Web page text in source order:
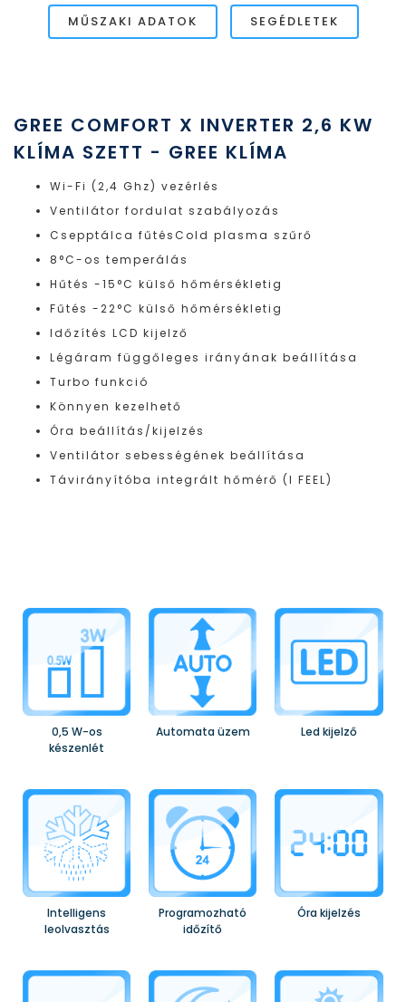
MŰSZAKI ADATOK SEGÉDLETEK
GREE COMFORT X INVERTER 2,6 KW
KLÍMA SZETT - GREE KLÍMA
Wi-Fi (2,4 Ghz) vezérlés
Ventilátor fordulat szabályozás
Csepptálca fűtésCold plasma szűrő
8°C-os temperálás
Hűtés -15°C külső hőmérsékletig
Fűtés -22°C külső hőmérsékletig
Időzítés LCD kijelző
Légáram függőleges irányának beállítása
Turbo funkció
Könnyen kezelhető
Óra beállítás/kijelzés
Ventilátor sebességének beállítása
Távirányítóba integrált hőmérő (I FEEL)
0,5 W-os
készenlét
Automata üzem Led kijelző
Intelligens
leolvasztás
Programozható
időzítő
Óra kijelzés